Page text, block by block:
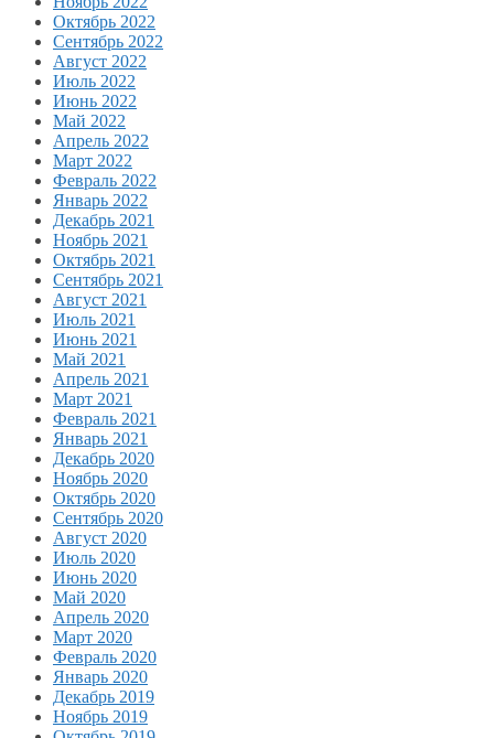
Октябрь 2022
Сентябрь 2022
Август 2022
Июль 2022
Июнь 2022
Май 2022
Апрель 2022
Март 2022
Февраль 2022
Январь 2022
Декабрь 2021
Ноябрь 2021
Октябрь 2021
Сентябрь 2021
Август 2021
Июль 2021
Июнь 2021
Май 2021
Апрель 2021
Март 2021
Февраль 2021
Январь 2021
Декабрь 2020
Ноябрь 2020
Октябрь 2020
Сентябрь 2020
Август 2020
Июль 2020
Июнь 2020
Май 2020
Апрель 2020
Март 2020
Февраль 2020
Январь 2020
Декабрь 2019
Ноябрь 2019